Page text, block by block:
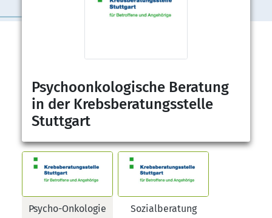
Psychoonkologische Beratung
in der Krebsberatungsstelle
Stuttgart
Psycho-Onkologie Sozialberatung